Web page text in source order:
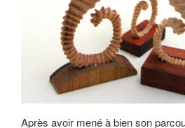
Après avoir mené à bien son